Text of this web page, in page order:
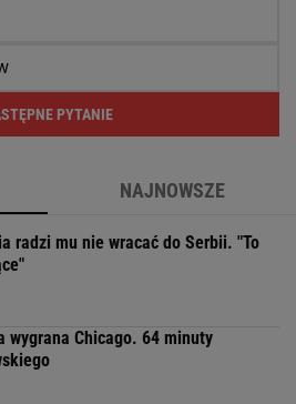
PYTANIE
NAJNOWSZE
radzi mu nie wracać do Serbii. "To
wygrana Chicago. 64 minuty